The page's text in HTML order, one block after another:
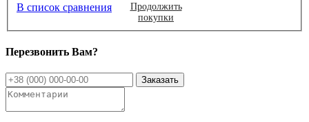
В список сравнения
Продолжить
покупки
Перезвонить Вам?